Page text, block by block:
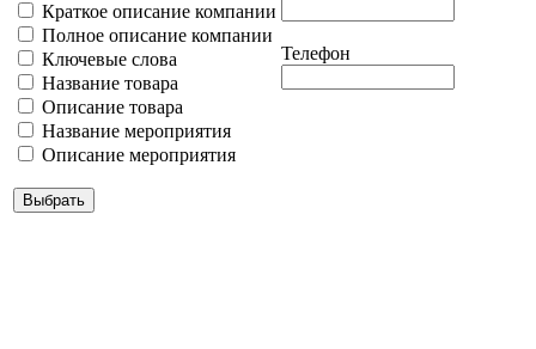
Краткое описание компании
Полное описание компании
Ключевые слова
Название товара
Описание товара
Название мероприятия
Описание мероприятия
Телефон